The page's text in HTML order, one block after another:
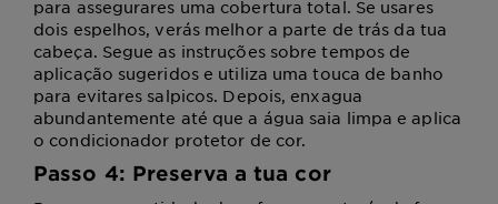
para assegurares uma cobertura total. Se usares
dois espelhos, verás melhor a parte de trás da tua
cabeça. Segue as instruções sobre tempos de
aplicação sugeridos e utiliza uma touca de banho
para evitares salpicos. Depois, enxagua
abundantemente até que a água saia limpa e aplica
o condicionador protetor de cor.
Passo 4: Preserva a tua cor